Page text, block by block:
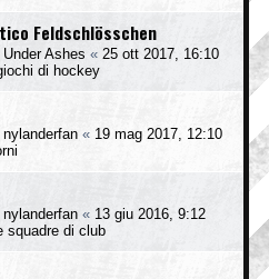
Feldschlösschen
Under Ashes « 25 ott 2017, 16:10
di hockey
nylanderfan « 19 mag 2017, 12:10
nylanderfan « 13 giu 2016, 9:12
squadre di club